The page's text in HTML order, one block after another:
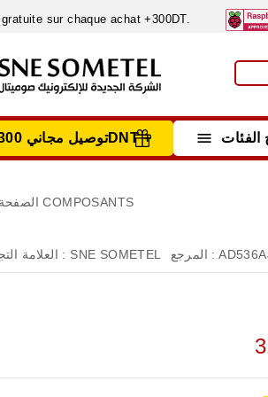
gratuite sur chaque achat +300DT.
 توصيل مجاني 300DNT +
COMPOSANTS
العلامة التجارية : SNE SOMETEL المرجع :